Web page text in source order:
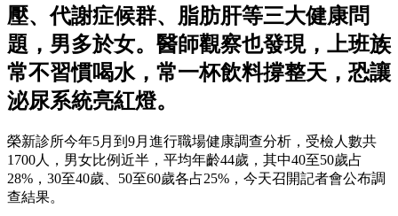
壓、代謝症候群、脂肪肝等三大健康問
題，男多於女。醫師觀察也發現，上班族
常不習慣喝水，常一杯飲料撐整天，恐讓
泌尿系統亮紅燈。
榮新診所今年5月到9月進行職場健康調查分析，受檢人數共
1700人，男女比例近半，平均年齡44歲，其中40至50歲占
28%，30至40歲、50至60歲各占25%，今天召開記者會公布調
查結果。